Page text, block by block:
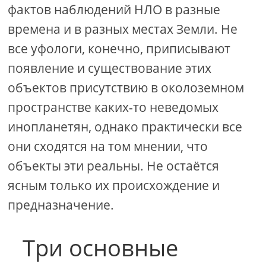
фактов наблюдений НЛО в разные
времена и в разных местах Земли. Не
все уфологи, конечно, приписывают
появление и существование этих
объектов присутствию в околоземном
пространстве каких-то неведомых
инопланетян, однако практически все
они сходятся на том мнении, что
объекты эти реальны. Не остаётся
ясным только их происхождение и
предназначение.
Три основные